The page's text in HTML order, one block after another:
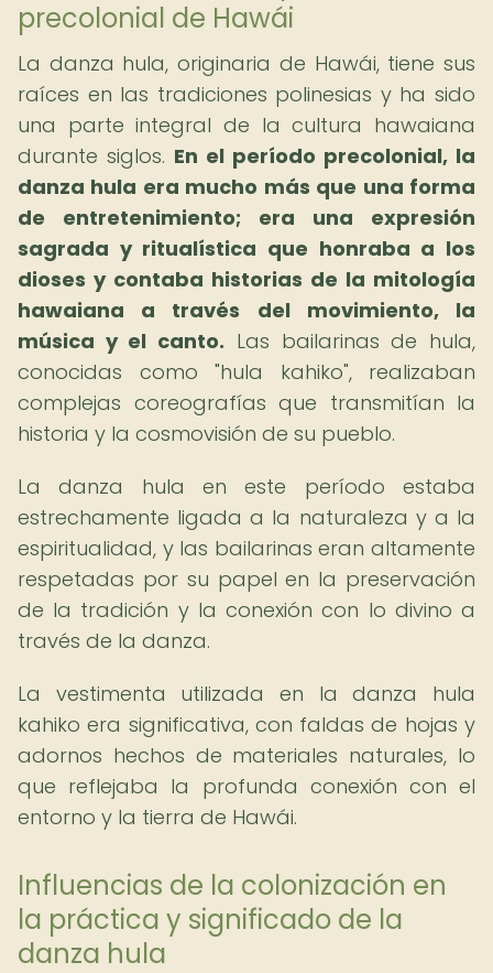
precolonial de Hawái
La danza hula, originaria de Hawái, tiene sus
raíces en las tradiciones polinesias y ha sido
una parte integral de la cultura hawaiana
durante siglos. En el período precolonial, la
danza hula era mucho más que una forma
de entretenimiento; era una expresión
sagrada y ritualística que honraba a los
dioses y contaba historias de la mitología
hawaiana a través del movimiento, la
música y el canto. Las bailarinas de hula,
conocidas como "hula kahiko", realizaban
complejas coreografías que transmitían la
historia y la cosmovisión de su pueblo.
La danza hula en este período estaba
estrechamente ligada a la naturaleza y a la
espiritualidad, y las bailarinas eran altamente
respetadas por su papel en la preservación
de la tradición y la conexión con lo divino a
través de la danza.
La vestimenta utilizada en la danza hula
kahiko era significativa, con faldas de hojas y
adornos hechos de materiales naturales, lo
que reflejaba la profunda conexión con el
entorno y la tierra de Hawái.
Influencias de la colonización en
la práctica y significado de la
danza hula